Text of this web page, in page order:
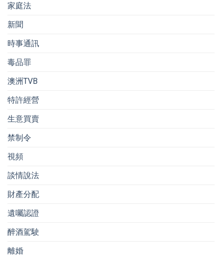
家庭法
新聞
時事通訊
毒品罪
澳洲TVB
特許經營
生意買賣
禁制令
視頻
談情說法
財產分配
遺囑認證
醉酒駕駛
離婚